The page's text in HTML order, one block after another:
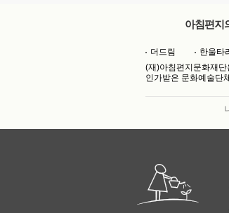
아침편지
더드림
한울타
(재)아침편지문화재
인가받은 문화예술단